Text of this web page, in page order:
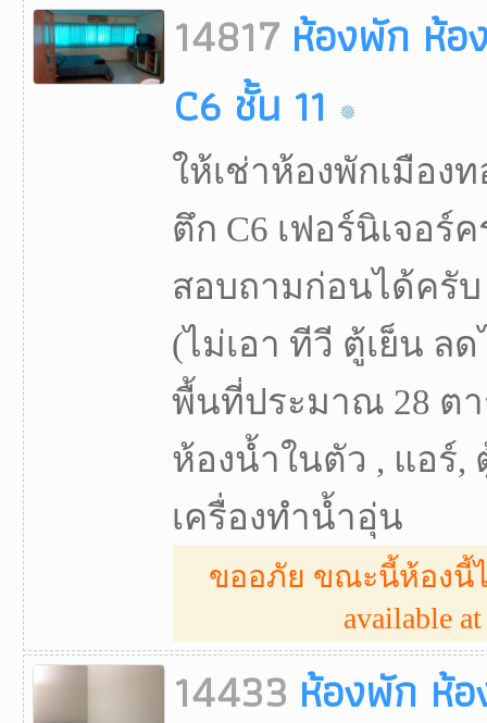
14817 ห้องพัก ห้อ
C6 ชั้น 11
ให้เช่าห้องพักเมือง
ตึก C6 เฟอร์นิเจอร์
สอบถามก่อนได้ครั
(ไม่เอา ทีวี ตู้เย็น ล
พื้นที่ประมาณ 28 ตา
ห้องน้ำในตัว , แอร์,
เครื่องทำน้ำอุ่น
ขออภัย ขณะนี้ห้องนี้ไ
available
14433 ห้องพัก ห้อ